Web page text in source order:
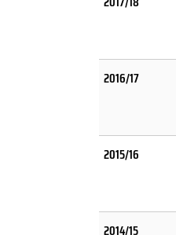
2016/17
2015/16
2014/15